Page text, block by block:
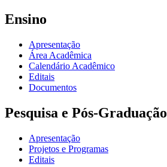
Ensino
Apresentação
Área Acadêmica
Calendário Acadêmico
Editais
Documentos
Pesquisa e Pós-Graduação
Apresentação
Projetos e Programas
Editais